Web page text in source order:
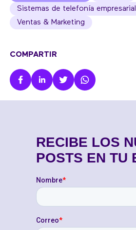
Sistemas de telefonía empresarial
Ventas & Marketing
COMPARTIR